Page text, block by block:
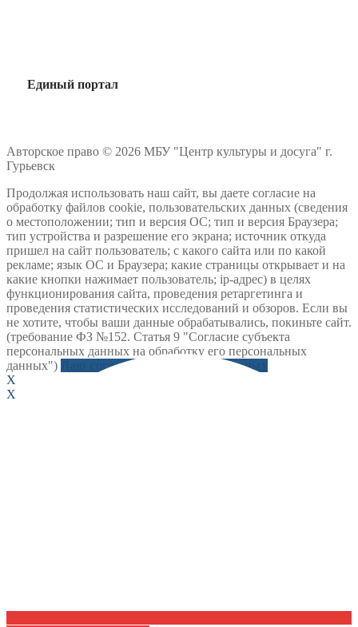
Единый портал
Авторское право © 2026 МБУ "Центр культуры и досуга" г.
Гурьевск
Продолжая использовать наш сайт, вы даете согласие на
обработку файлов cookie, пользовательских данных (сведения
о местоположении; тип и версия ОС; тип и версия Браузера;
тип устройства и разрешение его экрана; источник откуда
пришел на сайт пользователь; с какого сайта или по какой
рекламе; язык ОС и Браузера; какие страницы открывает и на
какие кнопки нажимает пользователь; ip-адрес) в целях
функционирования сайта, проведения ретаргетинга и
проведения статистических исследований и обзоров. Если вы
не хотите, чтобы ваши данные обрабатывались, покиньте сайт.
(требование ФЗ №152. Статья 9 "Согласие субъекта
персональных данных на обработку его персональных
данных")
Даю согласие на обработку данных
X
X